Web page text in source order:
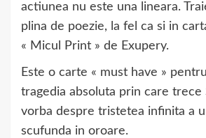
actiunea nu este una lineara.
plina de poezie, la fel ca si in
« Micul Print » de Exupery.
Este o carte « must have »
tragedia absoluta prin care trece
vorba despre tristetea infinita a
scufunda in oroare.